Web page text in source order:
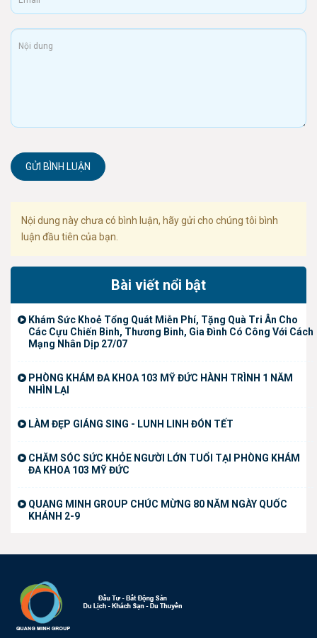
GỬI BÌNH LUẬN
Nội dung này chưa có bình luận, hãy gửi cho chúng tôi bình
luận đầu tiên của bạn.
Bài viết nổi bật
Khám Sức Khoẻ Tổng Quát Miễn Phí, Tặng Quà Tri Ân Cho
Các Cựu Chiến Binh, Thương Binh, Gia Đình Có Công Với Cách
Mạng Nhân Dịp 27/07
PHÒNG KHÁM ĐA KHOA 103 MỸ ĐỨC HÀNH TRÌNH 1 NĂM
NHÌN LẠI
LÀM ĐẸP GIÁNG SING - LUNH LINH ĐÓN TẾT
CHĂM SÓC SỨC KHỎE NGƯỜI LỚN TUỔI TẠI PHÒNG KHÁM
ĐA KHOA 103 MỸ ĐỨC
QUANG MINH GROUP CHÚC MỪNG 80 NĂM NGÀY QUỐC
KHÁNH 2-9